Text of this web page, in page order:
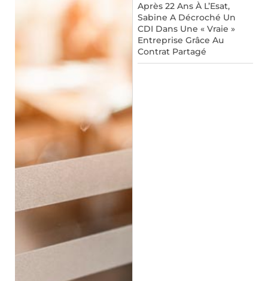
Après 22 Ans À L’Esat,
Sabine A Décroché Un
CDI Dans Une « Vraie »
Entreprise Grâce Au
Contrat Partagé